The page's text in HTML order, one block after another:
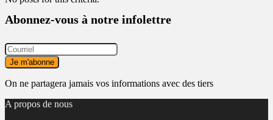
Abonnez-vous à notre infolettre
On ne partagera jamais vos informations avec des tiers
A propos de nous